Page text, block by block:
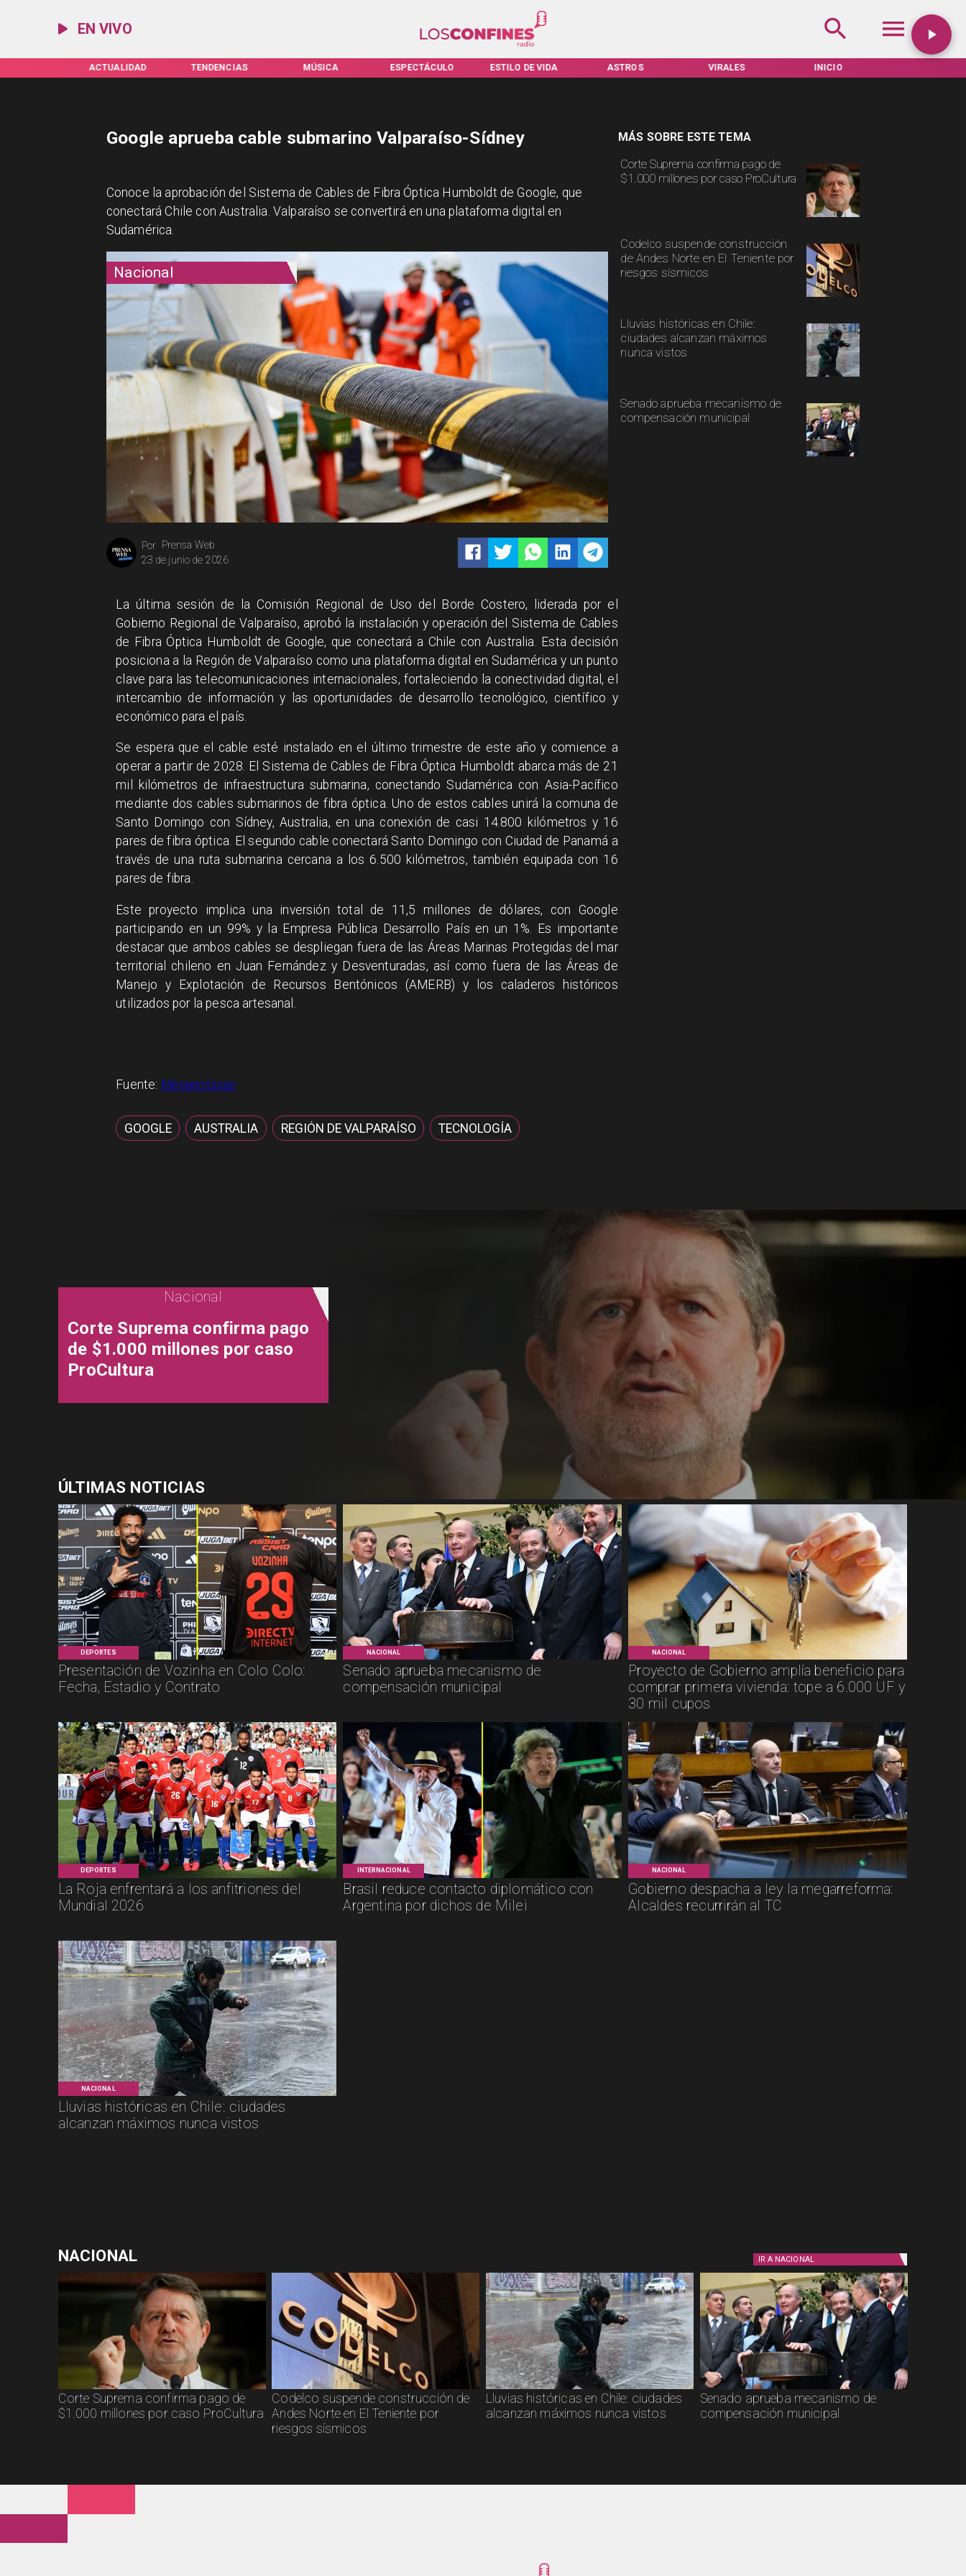
EN VIVO
ACTUALIDAD TENDENCIAS MÚSICA ESPECTÁCULO ESTILO DE VIDA ASTROS VIRALES INICIO
Nacional
Prensa Web
Por
23 de junio de 2026
Corte Suprema confirma pago de
$1.000 millones por caso ProCultura
Codelco suspende construcción
de Andes Norte en El Teniente por
riesgos sísmicos
Lluvias históricas en Chile:
ciudades alcanzan máximos
nunca vistos
Senado aprueba mecanismo de
compensación municipal
MÁS SOBRE ESTE TEMA
Google aprueba cable submarino Valparaíso-Sídney
Conoce la aprobación del Sistema de Cables de Fibra Óptica Humboldt de Google, que
conectará Chile con Australia. Valparaíso se convertirá en una plataforma digital en
Sudamérica.
La última sesión de la Comisión Regional de Uso del Borde Costero, liderada por el
Gobierno Regional de Valparaíso, aprobó la instalación y operación del Sistema de Cables
de Fibra Óptica Humboldt de Google, que conectará a Chile con Australia. Esta decisión
posiciona a la Región de Valparaíso como una plataforma digital en Sudamérica y un punto
clave para las telecomunicaciones internacionales, fortaleciendo la conectividad digital, el
intercambio de información y las oportunidades de desarrollo tecnológico, científico y
económico para el país.
Se espera que el cable esté instalado en el último trimestre de este año y comience a
operar a partir de 2028. El Sistema de Cables de Fibra Óptica Humboldt abarca más de 21
mil kilómetros de infraestructura submarina, conectando Sudamérica con Asia-Pacífico
mediante dos cables submarinos de fibra óptica. Uno de estos cables unirá la comuna de
Santo Domingo con Sídney, Australia, en una conexión de casi 14.800 kilómetros y 16
pares de fibra óptica. El segundo cable conectará Santo Domingo con Ciudad de Panamá a
través de una ruta submarina cercana a los 6.500 kilómetros, también equipada con 16
pares de fibra.
Este proyecto implica una inversión total de 11,5 millones de dólares, con Google
participando en un 99% y la Empresa Pública Desarrollo País en un 1%. Es importante
destacar que ambos cables se despliegan fuera de las Áreas Marinas Protegidas del mar
territorial chileno en Juan Fernández y Desventuradas, así como fuera de las Áreas de
Manejo y Explotación de Recursos Bentónicos (AMERB) y los caladeros históricos
utilizados por la pesca artesanal.
Fuente: Meganoticias
GOOGLE AUSTRALIA REGIÓN DE VALPARAÍSO TECNOLOGÍA
DEPORTES
Presentación de Vozinha en Colo Colo:
Fecha, Estadio y Contrato
NACIONAL
Senado aprueba mecanismo de
compensación municipal
NACIONAL
Proyecto de Gobierno amplía beneficio para
comprar primera vivienda: tope a 6.000 UF y
30 mil cupos
DEPORTES
La Roja enfrentará a los anfitriones del
Mundial 2026
INTERNACIONAL
Brasil reduce contacto diplomático con
Argentina por dichos de Milei
NACIONAL
Gobierno despacha a ley la megarreforma:
Alcaldes recurrirán al TC
NACIONAL
Lluvias históricas en Chile: ciudades
alcanzan máximos nunca vistos
Nacional
Corte Suprema confirma pago
de $1.000 millones por caso
ProCultura
ÚLTIMAS NOTICIAS
NACIONAL IR A NACIONAL
Corte Suprema confirma pago de
$1.000 millones por caso ProCultura
Codelco suspende construcción de
Andes Norte en El Teniente por
riesgos sísmicos
Lluvias históricas en Chile: ciudades
alcanzan máximos nunca vistos
Senado aprueba mecanismo de
compensación municipal